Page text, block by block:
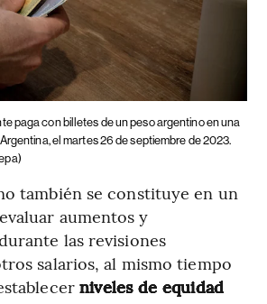
paga con billetes de un peso argentino en una
el martes 26 de septiembre de 2023.
también se constituye en un
aumentos y
las revisiones
salarios, al mismo tiempo
niveles de equidad